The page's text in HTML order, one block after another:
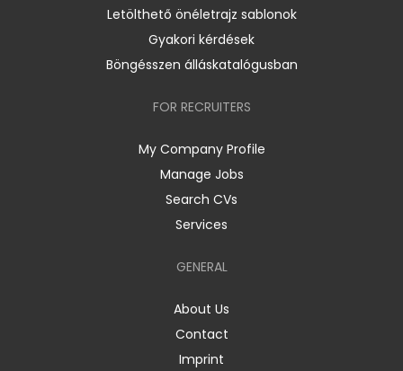
Letölthető önéletrajz sablonok
Gyakori kérdések
Böngésszen álláskatalógusban
FOR RECRUITERS
My Company Profile
Manage Jobs
Search CVs
Services
GENERAL
About Us
Contact
Imprint